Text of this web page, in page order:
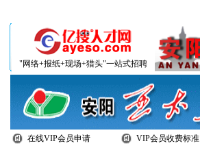
"网络+报纸+现场+猎头"一站式招聘
在线VIP会员申请 VIP会员收费标准